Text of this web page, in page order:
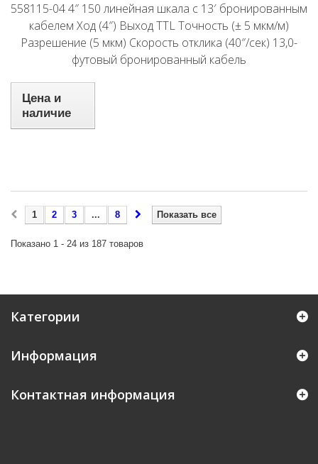
558115-04 4″ 150 линейная шкала с 13′ бронированным
кабелем Ход (4″) Выход TTL Точность (± 5 мкм/м)
Разрешение (5 мкм) Скорость отклика (40″/сек) 13,0-
футовый бронированный кабель
Цена и
наличие
Показать все
1 2 3 ... 8
Показано 1 - 24 из 187 товаров
Категории
Информация
Контактная информация